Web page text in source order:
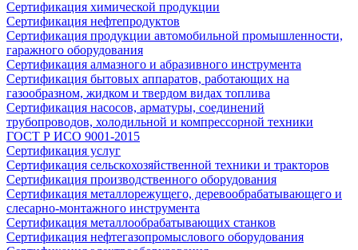
Сертификация химической продукции
Сертификация нефтепродуктов
Сертификация продукции автомобильной промышленности,
гаражного оборудования
Сертификация алмазного и абразивного инструмента
Сертификация бытовых аппаратов, работающих на
газообразном, жидком и твердом видах топлива
Сертификация насосов, арматуры, соединений
трубопроводов, холодильной и компрессорной техники
ГОСТ Р ИСО 9001-2015
Сертификация услуг
Сертификация сельскохозяйственной техники и тракторов
Сертификация производственного оборудования
Сертификация металлорежущего, деревообрабатывающего и
слесарно-монтажного инструмента
Сертификация металлообрабатывающих станков
Сертификация нефтегазопромыслового оборудования